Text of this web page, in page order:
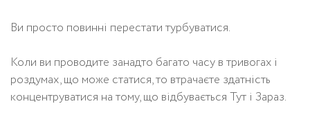
Ви просто повинні перестати турбуватися.
Коли ви проводите занадто багато часу в тривогах і
роздумах, що може статися, то втрачаєте здатність
концентруватися на тому, що відбувається Тут і Зараз.